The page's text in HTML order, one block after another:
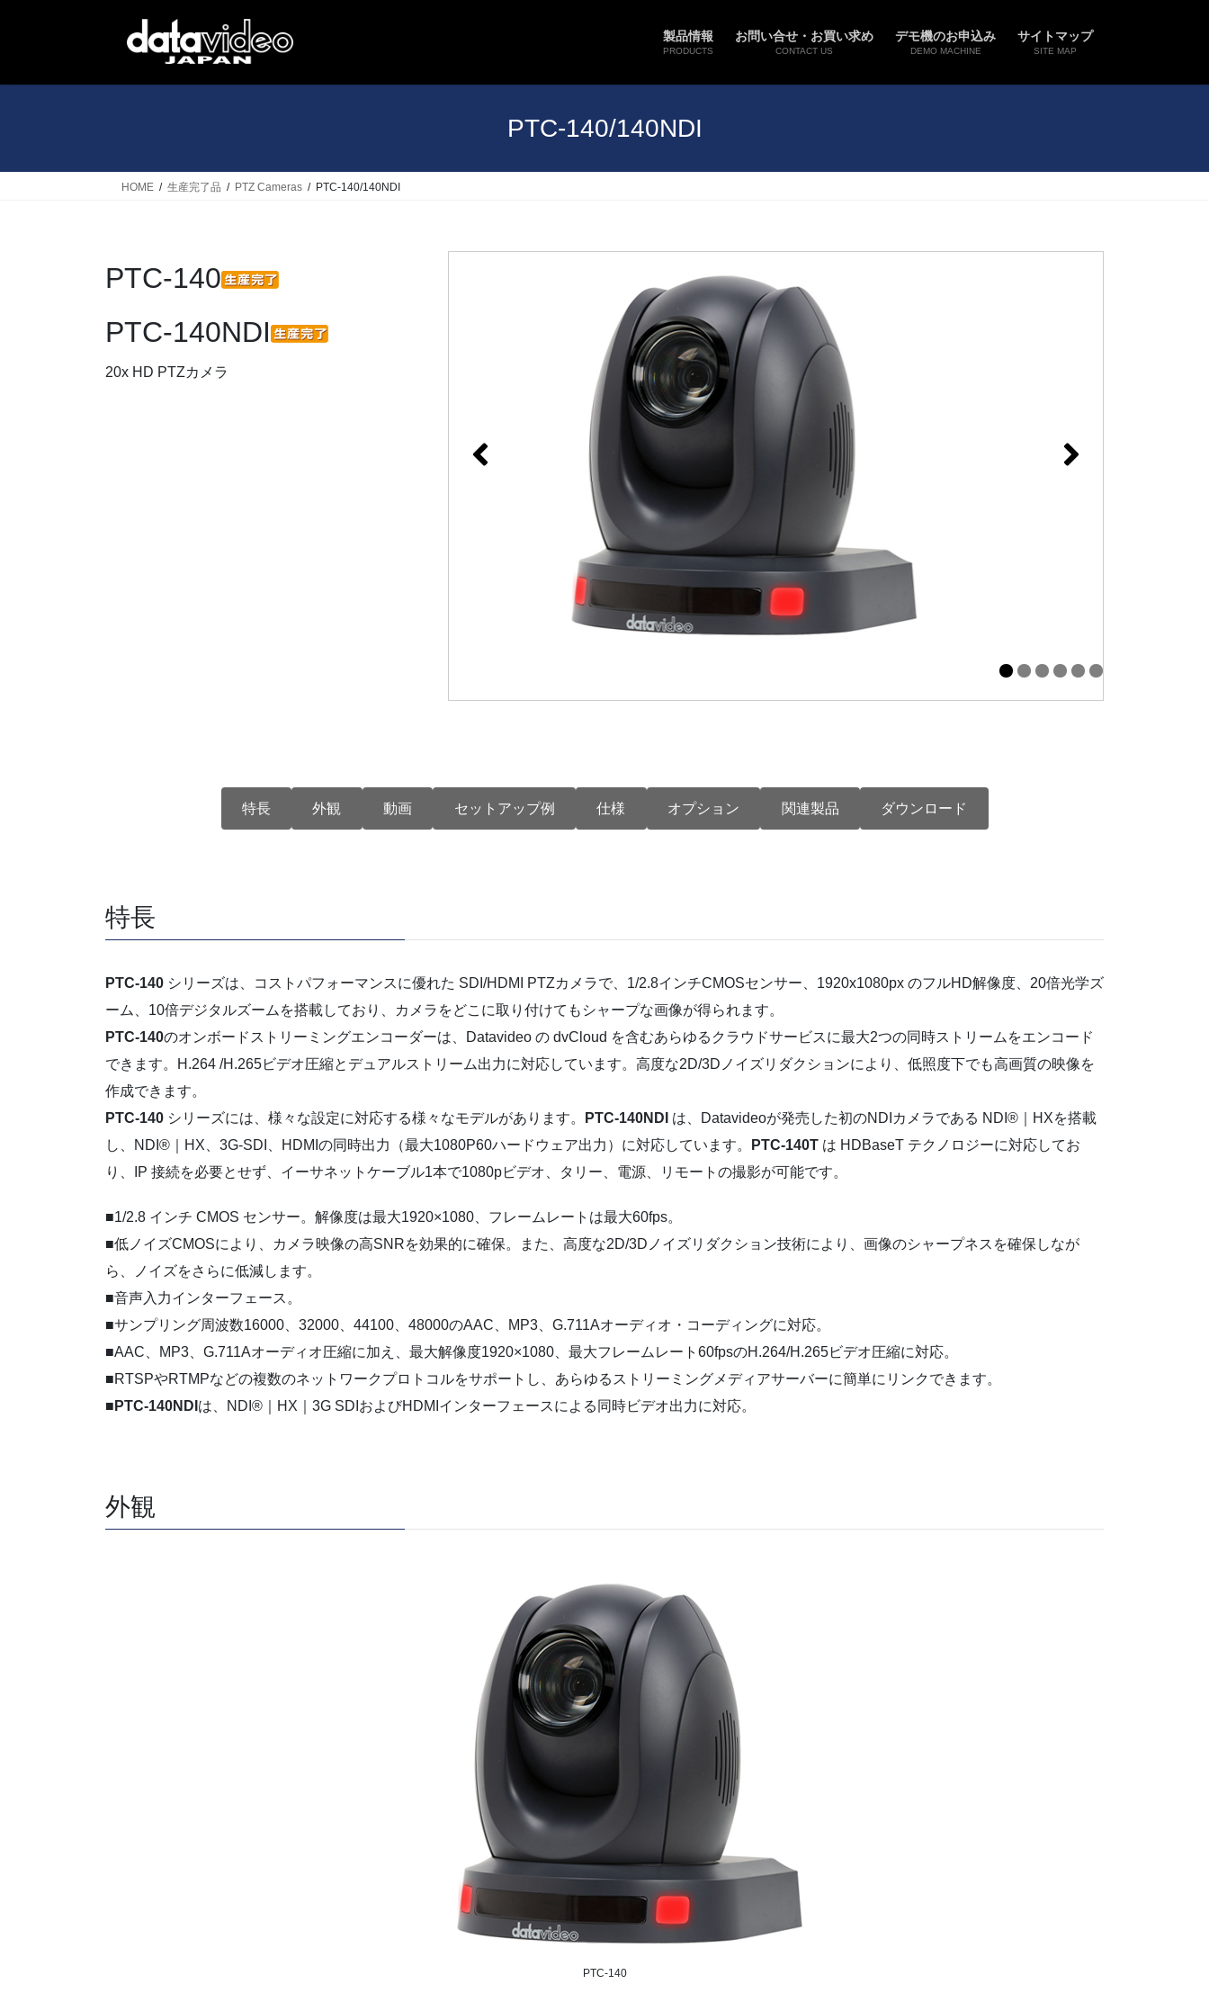
製品情報
PRODUCTS
お問い合せ・お買い求め
CONTACT US
デモ機のお申込み
DEMO MACHINE
サイトマップ
SITE MAP
PTC-140/140NDI
HOME 生産完了品 PTZ Cameras PTC-140/140NDI
PTC-140
PTC-140NDI
20x HD PTZカメラ
特長 外観 動画 セットアップ例 仕様 オプション 関連製品 ダウンロード
特長
PTC-140 シリーズは、コストパフォーマンスに優れた SDI/HDMI PTZカメラで、1/2.8インチCMOSセンサー、1920x1080px のフルHD解像度、20倍光学ズ
ーム、10倍デジタルズームを搭載しており、カメラをどこに取り付けてもシャープな画像が得られます。
PTC-140のオンボードストリーミングエンコーダーは、Datavideo の dvCloud を含むあらゆるクラウドサービスに最大2つの同時ストリームをエンコード
できます。H.264 /H.265ビデオ圧縮とデュアルストリーム出力に対応しています。高度な2D/3Dノイズリダクションにより、低照度下でも高画質の映像を
作成できます。
PTC-140 シリーズには、様々な設定に対応する様々なモデルがあります。 PTC-140NDI は、Datavideoが発売した初のNDIカメラである NDI®｜HXを搭載
し、NDI®｜HX、3G-SDI、HDMIの同時出力（最大1080P60ハードウェア出力）に対応しています。
PTC-140T は HDBaseT テクノロジーに対応してお
り、IP 接続を必要とせず、イーサネットケーブル1本で1080pビデオ、タリー、電源、リモートの撮影が可能です。
■1/2.8 インチ CMOS センサー。解像度は最大1920×1080、フレームレートは最大60fps。
■低ノイズCMOSにより、カメラ映像の高SNRを効果的に確保。また、高度な2D/3Dノイズリダクション技術により、画像のシャープネスを確保しなが
ら、ノイズをさらに低減します。
■音声入力インターフェース。
■サンプリング周波数16000、32000、44100、48000のAAC、MP3、G.711Aオーディオ・コーディングに対応。
■AAC、MP3、G.711Aオーディオ圧縮に加え、最大解像度1920×1080、最大フレームレート60fpsのH.264/H.265ビデオ圧縮に対応。
■RTSPやRTMPなどの複数のネットワークプロトコルをサポートし、あらゆるストリーミングメディアサーバーに簡単にリンクできます。
■ PTC-140NDI は、NDI®｜HX｜3G SDIおよびHDMIインターフェースによる同時ビデオ出力に対応。
外観
PTC-140